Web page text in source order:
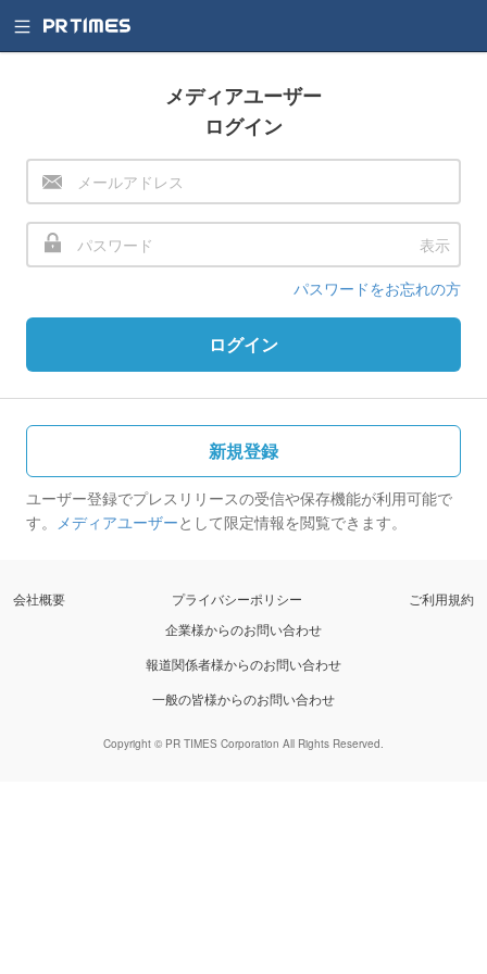
メディアユーザー
ログイン
表示
パスワードをお忘れの方
ログイン
新規登録
ユーザー登録でプレスリリースの受信や保存機能が利用可能で
す。 メディアユーザーとして限定情報を閲覧できます。
会社概要 プライバシーポリシー
ご利用規約
企業様からのお問い合わせ
報道関係者様からのお問い合わせ
一般の皆様からのお問い合わせ
Copyright © PR TIMES Corporation All Rights Reserved.